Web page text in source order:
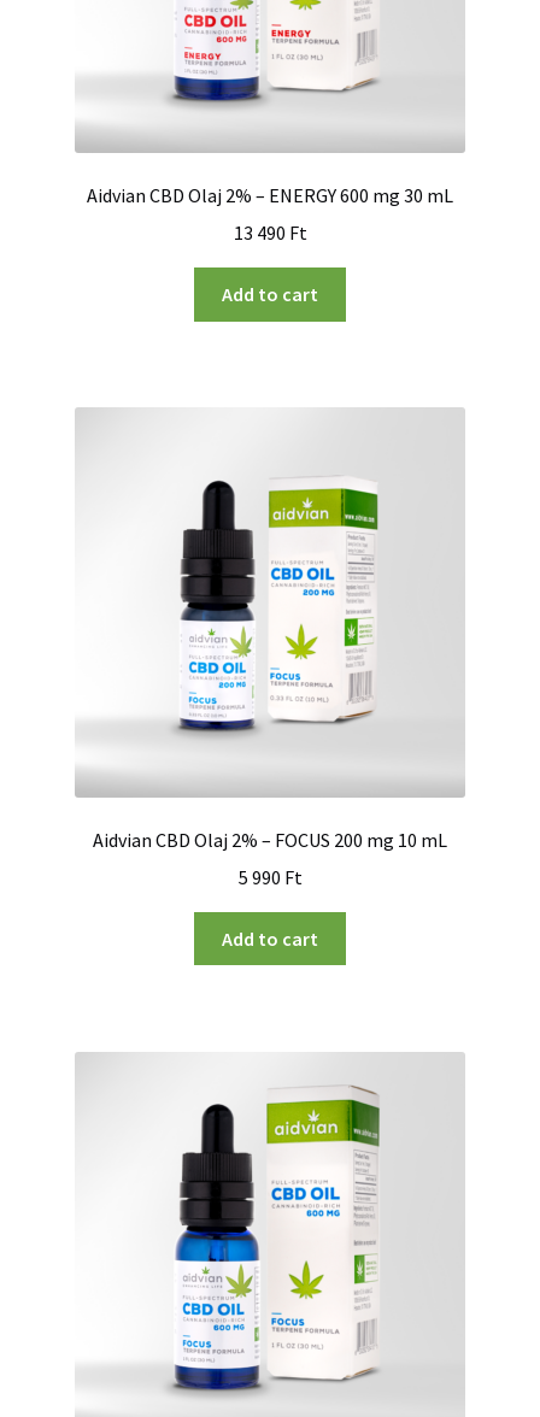
Aidvian CBD Olaj 2% – ENERGY 600 mg 30 mL
13 490 Ft
Add to cart
Aidvian CBD Olaj 2% – FOCUS 200 mg 10 mL
5 990 Ft
Add to cart